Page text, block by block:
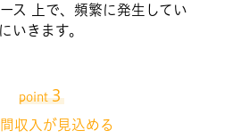
ス 上で、頻繁に発生してい
いきます。
point３
収入が見込める